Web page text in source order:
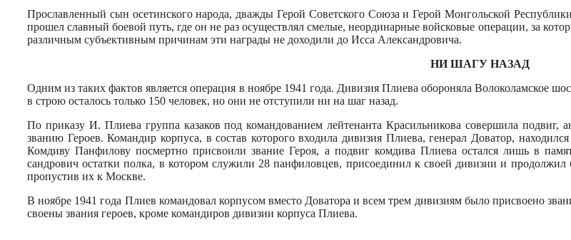
Print
Прославленный сын осетинского народа, дважды Герой Советского Союза и Герой Монгольской
прошел славный боевой путь, где он не раз осуществлял смелые, неординарные войсковые операции, за
раз­личным субъективным причинам эти награды не доходили до Исса Алек­сандровича.
НИ ШАГУ НАЗАД
Одним из таких фактов является операция в ноябре 1941 года. Дивизия Плиева обороняла Волоколамское
в строю осталось только 150 человек, но они не отступили ни на шаг назад.
По приказу И. Плиева груп­па казаков под командованием лейте­нанта Красильникова совершила
званию Героев. Командир корпуса, в состав которого входила дивизия Плиева, генерал Доватор,
Комдиву Панфилову посмертно прис­воили звание Героя, а подвиг комди­ва Плиева остался лишь в
сандрович ос­татки полка, в котором служили 28 панфиловцев, присоединил к своей ди­визии и
пропустив их к Моск­ве.
В ноябре 1941 года Плиев командо­вал корпусом вместо Доватора и всем трем дивизиям было присвоено
своены звания героев, кроме команди­ров дивизии корпуса Плиева.